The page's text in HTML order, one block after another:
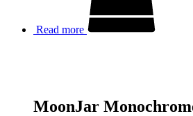
Read more
MoonJar